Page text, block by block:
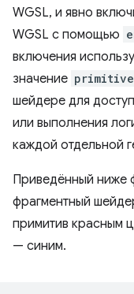
WGSL, и явно
WGSL с помощью
включения
значение
шейдере для
или выполнения
каждой отдельной
Приведённый ниже
фрагментный
примитив красным
— синим.